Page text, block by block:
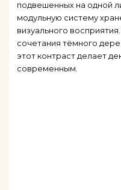
подвешенных на одной
модульную систему
визуального
сочетания тёмного
этот контраст делает
современным.